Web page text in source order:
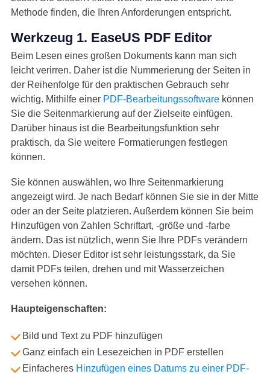
Methode finden, die Ihren Anforderungen entspricht.
Werkzeug 1. EaseUS PDF Editor
Beim Lesen eines großen Dokuments kann man sich
leicht verirren. Daher ist die Nummerierung der Seiten in
der Reihenfolge für den praktischen Gebrauch sehr
wichtig. Mithilfe einer PDF-Bearbeitungssoftwarekönnen
Sie die Seitenmarkierung auf der Zielseite einfügen.
Darüber hinaus ist die Bearbeitungsfunktion sehr
praktisch, da Sie weitere Formatierungen festlegen
können.
Sie können auswählen, wo Ihre Seitenmarkierung
angezeigt wird. Je nach Bedarf können Sie sie in der Mitte
oder an der Seite platzieren. Außerdem können Sie beim
Hinzufügen von Zahlen Schriftart, -größe und -farbe
ändern. Das ist nützlich, wenn Sie Ihre PDFs verändern
möchten. Dieser Editor ist sehr leistungsstark, da Sie
damit PDFs teilen, drehen und mit Wasserzeichen
versehen können.
Haupteigenschaften:
Bild und Text zu PDF hinzufügen
Ganz einfach ein Lesezeichen in PDF erstellen
Einfacheres Hinzufügen eines Datums zu einer PDF-